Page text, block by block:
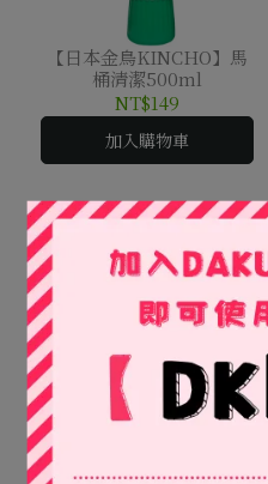
【日本金鳥KINCHO】馬
桶清潔500ml
NT$149
加入購物車
【日本金鳥KINCHO】 醋
成分浴室排水口除臭除菌